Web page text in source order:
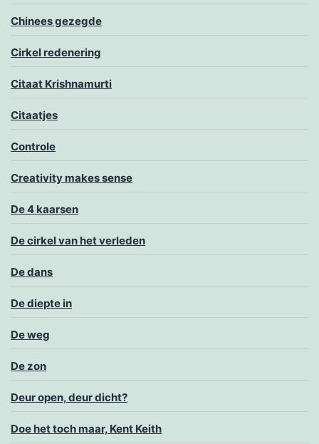
Chinees gezegde
Cirkel redenering
Citaat Krishnamurti
Citaatjes
Controle
Creativity makes sense
De 4 kaarsen
De cirkel van het verleden
De dans
De diepte in
De weg
De zon
Deur open, deur dicht?
Doe het toch maar, Kent Keith